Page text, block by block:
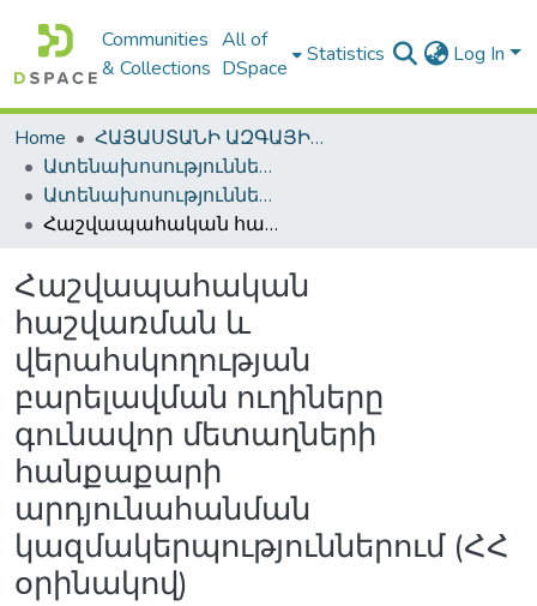
Communities
& Collections
All of
DSpace
Statistics Log In
Home
ՀԱՅԱՍՏԱՆԻ ԱԶԳԱՅԻՆ ԳՐԱԴԱՐԱՆԻ ԹՎԱՅԻՆ ՊԱՀՈՑ / DIGITAL REPOSITORY OF NLA
Ատենախոսություններ և սեղմագրեր / Theses & Abstracts
Ատենախոսություններ և սեղմագրեր / Theses & Abstracts
Հաշվապահական հաշվառման և վերահսկողության բարելավման ուղիները գունավոր մետաղների հանքաքարի արդյունահանման կազմակերպություններում (ՀՀ օրինակով)
Հաշվապահական
հաշվառման և
վերահսկողության
բարելավման ուղիները
գունավոր մետաղների
հանքաքարի
արդյունահանման
կազմակերպություններում (ՀՀ
օրինակով)